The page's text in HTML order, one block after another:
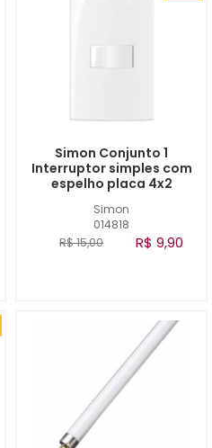
Simon
014818
Simon Conjunto 1
Interruptor simples com
espelho placa 4x2
R$ 15,00 R$ 9,90